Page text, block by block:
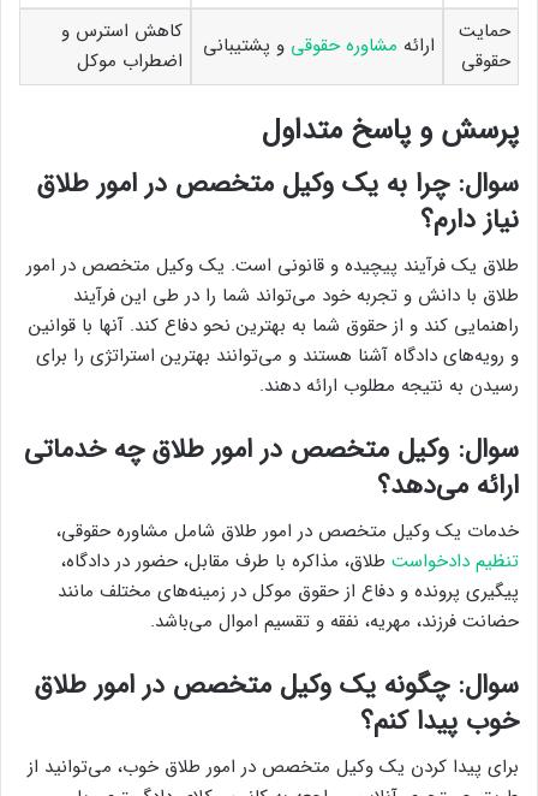
حمایت
حقوقی
ارائه مشاوره حقوقی و پشتیبانی
کاهش استرس و
اضطراب موکل
پرسش و پاسخ متداول
سوال: چرا به یک وکیل متخصص در امور طلاق
نیاز دارم؟
طلاق یک فرآیند پیچیده و قانونی است. یک وکیل متخصص در امور
طلاق با دانش و تجربه خود می‌تواند شما را در طی این فرآیند
راهنمایی کند و از حقوق شما به بهترین نحو دفاع کند. آنها با قوانین
و رویه‌های دادگاه آشنا هستند و می‌توانند بهترین استراتژی را برای
رسیدن به نتیجه مطلوب ارائه دهند.
سوال: وکیل متخصص در امور طلاق چه خدماتی
ارائه می‌دهد؟
خدمات یک وکیل متخصص در امور طلاق شامل مشاوره حقوقی،
تنظیم دادخواست طلاق، مذاکره با طرف مقابل، حضور در دادگاه،
پیگیری پرونده و دفاع از حقوق موکل در زمینه‌های مختلف مانند
حضانت فرزند، مهریه، نفقه و تقسیم اموال می‌باشد.
سوال: چگونه یک وکیل متخصص در امور طلاق
خوب پیدا کنم؟
برای پیدا کردن یک وکیل متخصص در امور طلاق خوب، می‌توانید از